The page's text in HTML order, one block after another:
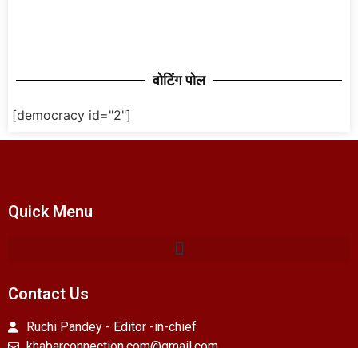
वोटिंग पोल
[democracy id="2"]
Quick Menu
Contact Us
Ruchi Pandey - Editor -in-chief